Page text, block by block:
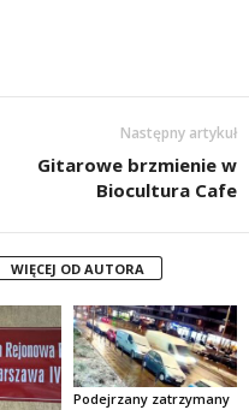
Następny artykuł
Gitarowe brzmienie w
Biocultura Cafe
WIĘCEJ OD AUTORA
Podejrzany zatrzymany